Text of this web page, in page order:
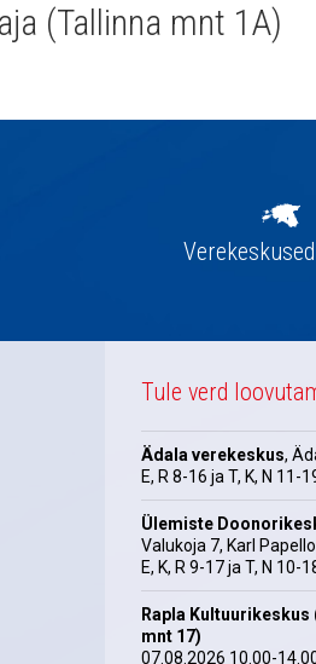
(Tallinna mnt 1A)
Tule verd
Ädala verekeskus,
E, R 8-16 ja T, K, N 11-
Ülemiste
Valukoja 7, Karl
E, K, R 9-17 ja T, N 10-
Rapla Kultuurikeskus
mnt 17)
07.08.2026 10.00-